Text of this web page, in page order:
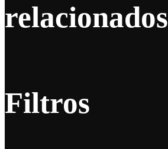
relacionados
Filtros